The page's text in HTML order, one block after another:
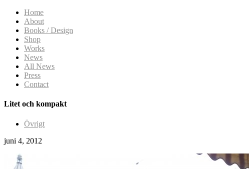
Home
About
Books / Design
Shop
Works
News
All News
Press
Contact
Litet och kompakt
Övrigt
juni 4, 2012